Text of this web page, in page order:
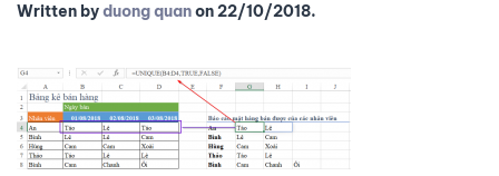
Written byduong quanon22/10/2018.